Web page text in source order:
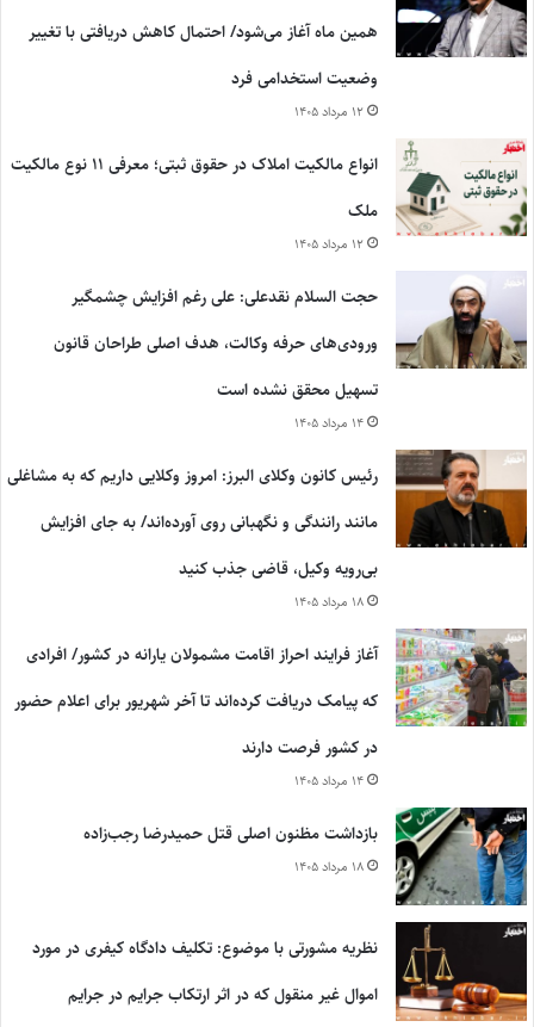
همین ماه آغاز می‌شود/ احتمال کاهش دریافتی با تغییر
وضعیت استخدامی فرد
۱۲ مرداد ۱۴۰۵
انواع مالکیت املاک در حقوق ثبتی؛ معرفی ۱۱ نوع مالکیت
ملک
۱۲ مرداد ۱۴۰۵
حجت السلام نقدعلی: علی رغم افزایش چشمگیر
ورودی‌های حرفه وکالت، هدف اصلی طراحان قانون
تسهیل محقق نشده است
۱۴ مرداد ۱۴۰۵
رئیس کانون وکلای البرز: امروز وکلایی داریم که به مشاغلی
مانند رانندگی و نگهبانی روی آورده‌اند/ به جای افزایش
بی‌رویه وکیل، قاضی جذب کنید
۱۸ مرداد ۱۴۰۵
آغاز فرایند احراز اقامت مشمولان یارانه در کشور/ افرادی
که پیامک دریافت کرده‌اند تا آخر شهریور برای اعلام حضور
در کشور فرصت دارند
۱۴ مرداد ۱۴۰۵
بازداشت مظنون اصلی قتل حمیدرضا رجب‌زاده
۱۸ مرداد ۱۴۰۵
نظریه مشورتی با موضوع: تکلیف دادگاه کیفری در مورد
اموال غیر منقول که در اثر ارتکاب جرایم در جرایم